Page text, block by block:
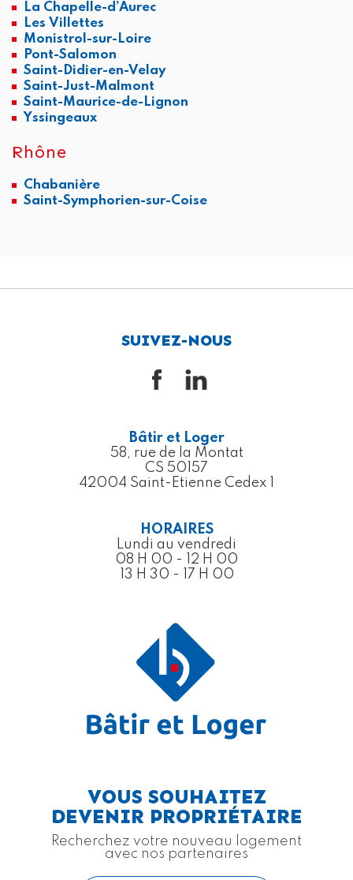
La Chapelle-d’Aurec
Les Villettes
Monistrol-sur-Loire
Pont-Salomon
Saint-Didier-en-Velay
Saint-Just-Malmont
Saint-Maurice-de-Lignon
Yssingeaux
Rhône
Chabanière
Saint-Symphorien-sur-Coise
SUIVEZ-NOUS
Bâtir et Loger
58, rue de la Montat
CS 50157
42004 Saint-Etienne Cedex 1
HORAIRES
Lundi au vendredi
08 H 00 - 12 H 00
13 H 30 - 17 H 00
VOUS SOUHAITEZ
DEVENIR PROPRIÉTAIRE
Recherchez votre nouveau logement
avec nos partenaires